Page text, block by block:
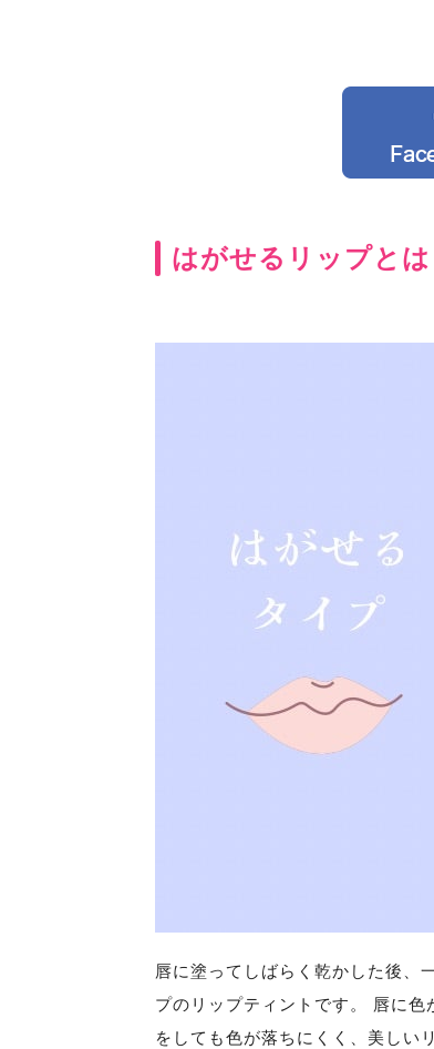
はがせるリップとは
唇に塗ってしばらく乾かした後、
プのリップティントです。 唇に
をしても色が落ちにくく、美しい